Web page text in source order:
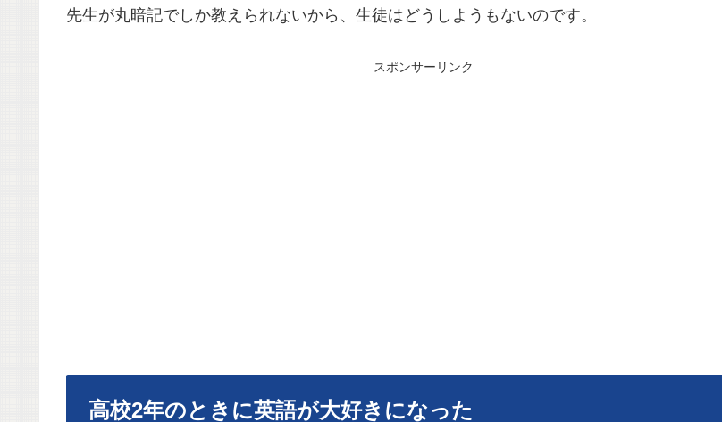
先生が丸暗記でしか教えられないから、生徒はどうしようもないのです。
スポンサーリンク
高校2年のときに英語が大好きになった